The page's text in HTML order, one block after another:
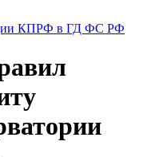
КПРФ в ГД ФС РФ